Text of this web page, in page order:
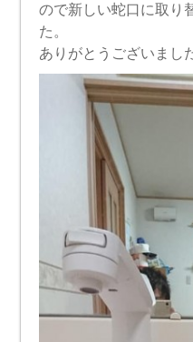
ので新しい蛇口に取り
た。
ありがとうございまし